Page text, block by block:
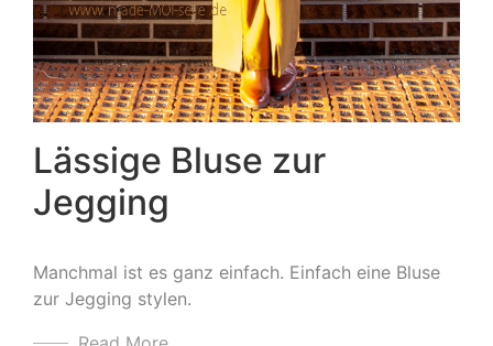
Lässige Bluse zur
Jegging
Manchmal ist es ganz einfach. Einfach eine Bluse
zur Jegging stylen.